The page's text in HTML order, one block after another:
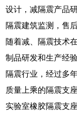
设计，减隔震产品
隔震建筑监测，售
随着减、隔震技术
制品研发和生产经
隔震行业，经过多
质量上乘的隔震支
实验室橡胶隔震支